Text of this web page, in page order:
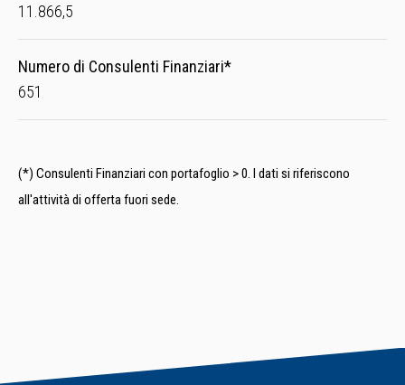
11.866,5
Numero di Consulenti Finanziari*
651
(*) Consulenti Finanziari con portafoglio > 0. I dati si riferiscono
all'attività di offerta fuori sede.